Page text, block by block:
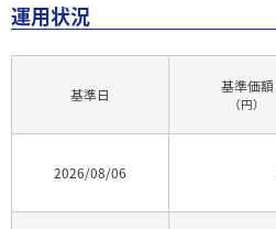
運用状況
基準日 基準価額
（円）
2026/08/06